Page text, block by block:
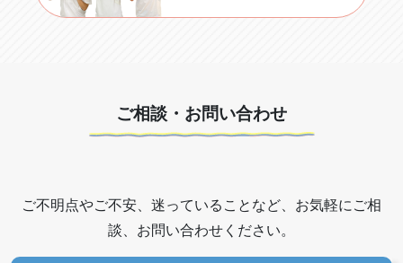
ご相談・お問い合わせ
ご不明点やご不安、迷っていることなど、お気軽にご相
談、お問い合わせください。